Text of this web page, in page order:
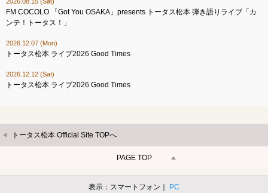
FM COCOLO 「Got You OSAKA」presents トータス松本 弾き語りライブ「カ
ンテ！トータス！」
2026.12.07 (Mon)
トータス松本 ライブ2026 Good Times
2026.12.12 (Sat)
トータス松本 ライブ2026 Good Times
トータス松本 Official Site TOPへ
PAGE TOP
表示：スマートフォン｜ PC